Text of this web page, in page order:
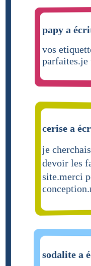
papy a
vos
parfaites.je
cerise a
je
devoir les
site.merci
sodalite a